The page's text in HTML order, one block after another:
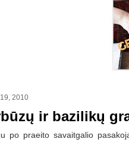
2010
ir bazilikų
po praeito savaitgalio